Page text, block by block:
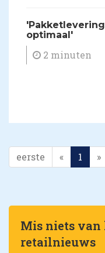
optimaal'
2 minuten
eerste « 1 »
Mis niets van
retailnieuws